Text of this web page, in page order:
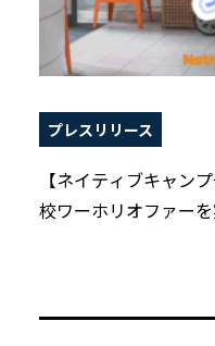
プレスリリース
【ネイティブキャン
校ワーホリオファー